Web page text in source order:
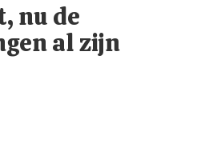
nu de
al zijn